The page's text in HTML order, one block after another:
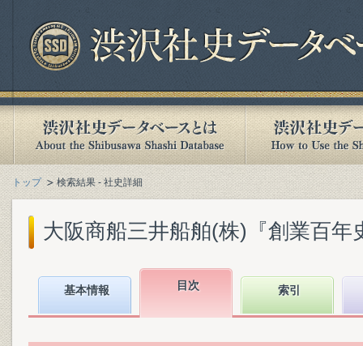
トップ 検索結果 - 社史詳細
大阪商船三井船舶(株)『創業百年
基本情報 目次 索引